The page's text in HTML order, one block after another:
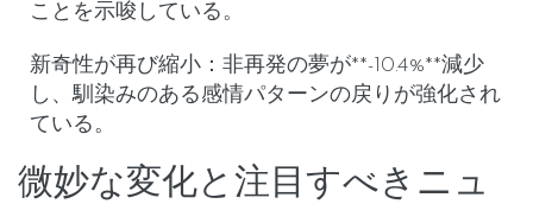
ことを示唆している。
新奇性が再び縮小 ： 非再発の夢が**-10.4%**減少
し、馴染みのある感情パターンの戻りが強化され
ている。
微妙な変化と注目すべきニュ